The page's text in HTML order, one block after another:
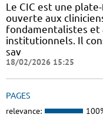
Le CIC est une
ouverte aux
fondamentalistes
institutionnels. Il
sav
18/02/2026 15:25
PAGES
relevance: